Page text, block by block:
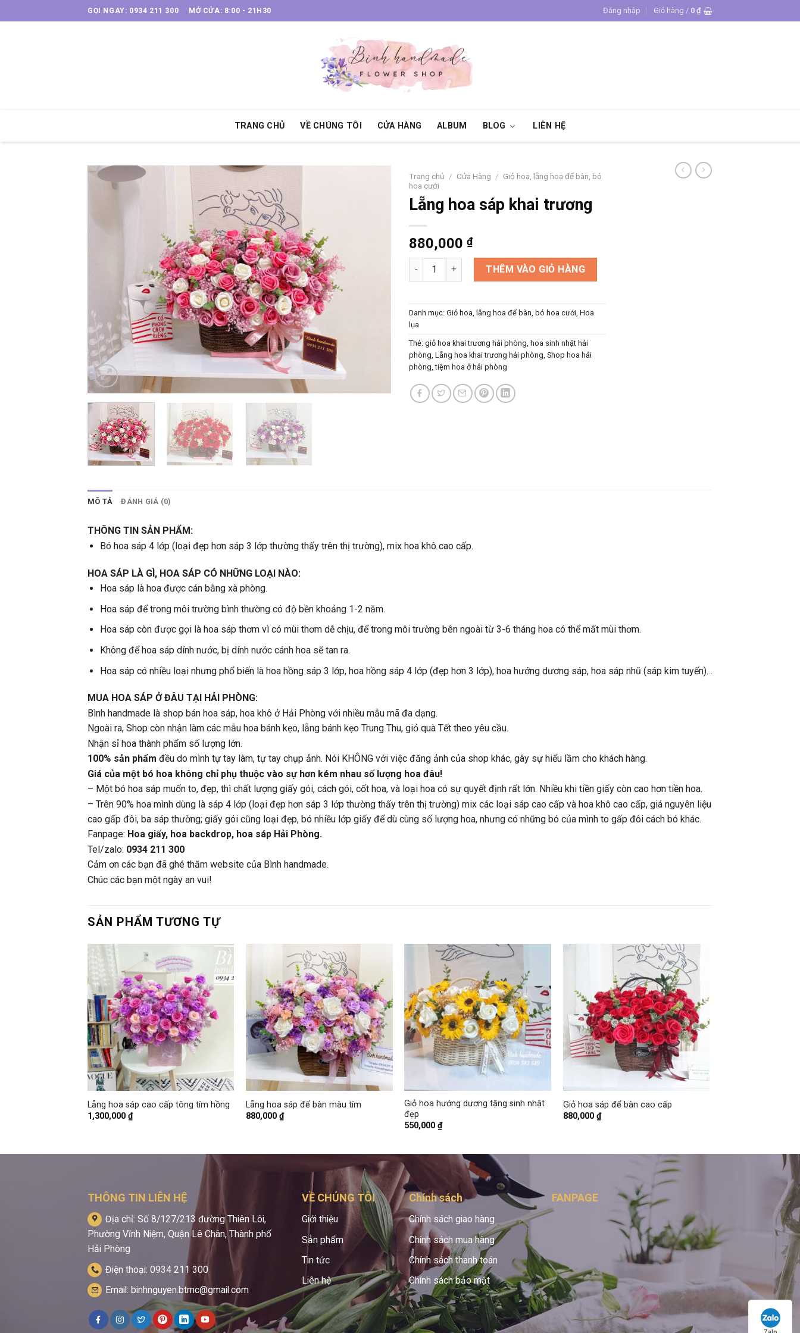
to
GỌI NGAY: 0934 211 300 MỞ CỬA: 8:00 - 21H30 Đăng nhập Giỏ hàng / 0 ₫
TRANG CHỦ VỀ CHÚNG TÔI CỬA HÀNG ALBUM BLOG LIÊN HỆ
Trang chủ / Cửa Hàng / Giỏ hoa, lẵng hoa để bàn, bó
hoa cưới
Lẵng hoa sáp khai trương
880,000 ₫
Lẵng hoa sáp khai trương số lượng
THÊM VÀO GIỎ HÀNG
Danh mục: Giỏ hoa, lẵng hoa để bàn, bó hoa cưới Hoa
lụa
Thẻ: giỏ hoa khai trương hải phòng hoa sinh nhật hải
phòng Lẵng hoa khai trương hải phòng Shop hoa hải
phòng ,tiệm hoa ở hải phòng
MÔ TẢ ĐÁNH GIÁ (0)
THÔNG TIN SẢN PHẨM:
Bó hoa sáp 4 lớp (loại đẹp hơn sáp 3 lớp thường thấy trên thị trường), mix hoa khô cao cấp.
HOA SÁP LÀ GÌ, HOA SÁP CÓ NHỮNG LOẠI NÀO:
Hoa sáp là hoa được cán bằng xà phòng.
Hoa sáp để trong môi trường bình thường có độ bền khoảng 1-2 năm.
Hoa sáp còn được gọi là hoa sáp thơm vì có mùi thơm dễ chịu, để trong môi trường bên ngoài từ 3-6 tháng hoa có thể mất mùi thơm.
Không để hoa sáp dính nước, bị dính nước cánh hoa sẽ tan ra.
Hoa sáp có nhiều loại nhưng phổ biến là hoa hồng sáp 3 lớp, hoa hồng sáp 4 lớp (đẹp hơn 3 lớp), hoa hướng dương sáp, hoa sáp nhũ (sáp kim tuyến)…
MUA HOA SÁP Ở ĐÂU TẠI HẢI PHÒNG:
Bình handmade là shop bán hoa sáp, hoa khô ở Hải Phòng với nhiều mẫu mã đa dạng.
Ngoài ra, Shop còn nhận làm các mẫu hoa bánh kẹo, lẵng bánh kẹo Trung Thu, giỏ quà Tết theo yêu cầu.
Nhận sỉ hoa thành phẩm số lượng lớn.
100% sản phẩm đều do mình tự tay làm, tự tay chụp ảnh. Nói KHÔNG với việc đăng ảnh của shop khác, gây sự hiểu lầm cho khách hàng.
Giá của một bó hoa không chỉ phụ thuộc vào sự hơn kém nhau số lượng hoa đâu!
– Một bó hoa sáp muốn to, đẹp, thì chất lượng giấy gói, cách gói, cốt hoa, và loại hoa có sự quyết định rất lớn. Nhiều khi tiền giấy còn cao hơn tiền hoa.
– Trên 90% hoa mình dùng là sáp 4 lớp (loại đẹp hơn sáp 3 lớp thường thấy trên thị trường) mix các loại sáp cao cấp và hoa khô cao cấp, giá nguyên liệu
cao gấp đôi, ba sáp thường; giấy gói cũng loại đẹp, bó nhiều lớp giấy để dù cùng số lượng hoa, nhưng có những bó của mình to gấp đôi cách bó khác.
Fanpage: Hoa giấy, hoa backdrop, hoa sáp Hải Phòng.
Tel/zalo: 0934 211 300
Cảm ơn các bạn đã ghé thăm website của Bình handmade.
Chúc các bạn một ngày an vui!
SẢN PHẨM TƯƠNG TỰ
+
Lẵng hoa sáp cao cấp tông tím hồng
1,300,000 ₫
+
Lẵng hoa sáp để bàn màu tím
880,000₫
Giỏ hoa hướng dương tặng sinh nhật
đẹp
550,000₫
Giỏ hoa sáp để bàn cao cấp
880,000 ₫
THÔNG TIN LIÊN HỆ
Địa chỉ: Số 8/127/213 đường Thiên Lôi,
Phường Vĩnh Niệm, Quận Lê Chân, Thành phố
Hải Phòng
Điện thoại: 0934 211 300
Email: binhnguyen.btmc@gmail.com
VỀ CHÚNG TÔI
Giới thiệu
Sản phẩm
Tin tức
Liên hệ
Chính sách
Chính sách giao hàng
Chính sách mua hàng
Chính sách thanh toán
Chính sách bảo mật
FANPAGE